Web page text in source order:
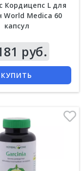
Кордицепс L для
Medica 60
капсул
руб.
КУПИТЬ